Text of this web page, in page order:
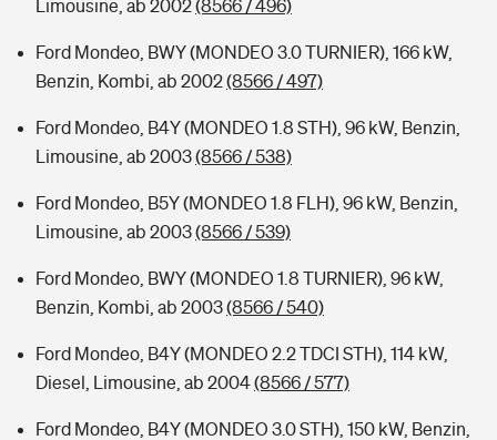
Limousine, ab 2002(8566 / 496)
Ford Mondeo, BWY (MONDEO 3.0 TURNIER), 166 kW,
Benzin, Kombi, ab 2002(8566 / 497)
Ford Mondeo, B4Y (MONDEO 1.8 STH), 96 kW, Benzin,
Limousine, ab 2003(8566 / 538)
Ford Mondeo, B5Y (MONDEO 1.8 FLH), 96 kW, Benzin,
Limousine, ab 2003(8566 / 539)
Ford Mondeo, BWY (MONDEO 1.8 TURNIER), 96 kW,
Benzin, Kombi, ab 2003(8566 / 540)
Ford Mondeo, B4Y (MONDEO 2.2 TDCI STH), 114 kW,
Diesel, Limousine, ab 2004(8566 / 577)
Ford Mondeo, B4Y (MONDEO 3.0 STH), 150 kW, Benzin,